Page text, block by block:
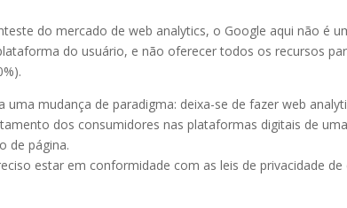
do mercado de web analytics, o Google aqui não é
do usuário, e não oferecer todos os recursos
mudança de paradigma: deixa-se de fazer web
dos consumidores nas plataformas digitais de
de página.
estar em conformidade com as leis de privacidade